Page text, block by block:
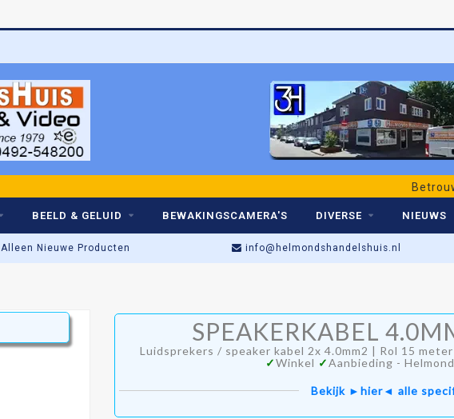
Betrouwbaar
BEELD & GELUID BEWAKINGSCAMERA'S DIVERSE NIEUWS
Alleen Nieuwe Producten info@helmondshandelshuis.nl
Actieprijs t/m Zaterdag!
Winkel open: di t/m za • 09:00–17:00
SPEAKERKABEL
Luidsprekers / speaker kabel 2x 4.0mm2 | Rol 15
✓Winkel ✓Aanbieding -
Bekijk ►hier◄ alle